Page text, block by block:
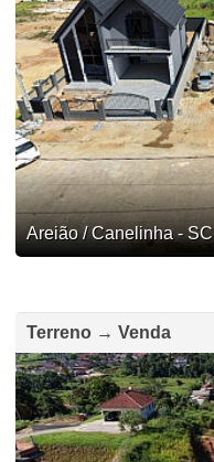
Areião / Canelinha - SC
Terreno → Venda